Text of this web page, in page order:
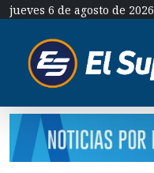
jueves 6 de agosto de 2026